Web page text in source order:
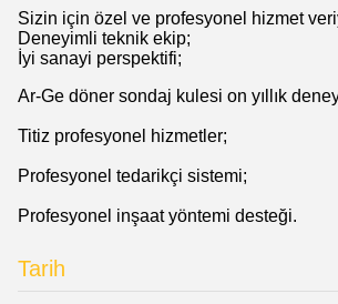
Sizin için özel ve profesyonel hizmet
Deneyimli teknik ekip;
İyi sanayi perspektifi;
Ar-Ge döner sondaj kulesi on yıllık
Titiz profesyonel hizmetler;
Profesyonel tedarikçi sistemi;
Profesyonel inşaat yöntemi desteği.
Tarih